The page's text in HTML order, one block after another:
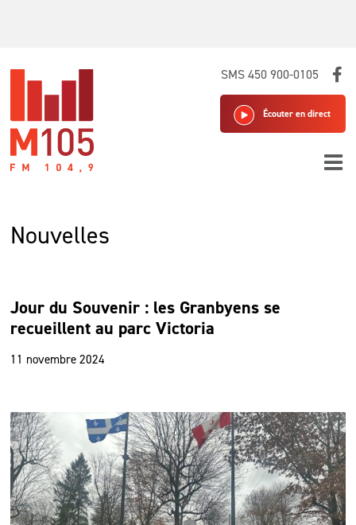
SMS 450 900-0105
Écouter en direct
Nouvelles
Jour du Souvenir : les Granbyens se
recueillent au parc Victoria
11 novembre 2024